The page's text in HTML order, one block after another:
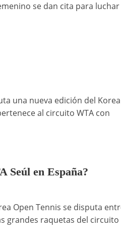
se dan cita para luchar
una nueva edición del Korea
al circuito WTA con
Seúl en España?
Open Tennis se disputa
grandes raquetas del circuito